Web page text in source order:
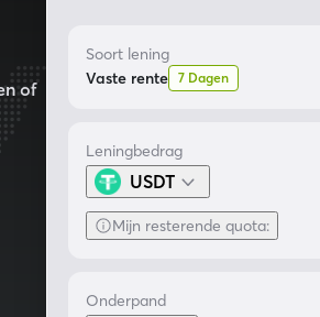
of
Soort lening
Vaste rente 7 Dagen
Leningbedrag
USDT
Mijn resterende quota:
Onderpand